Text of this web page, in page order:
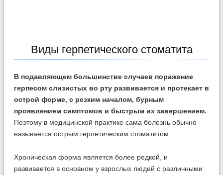
Виды герпетического стоматита
В подавляющем большинстве случаев поражение
герпесом слизистых во рту развивается и протекает в
острой форме, с резким началом, бурным
проявлением симптомов и быстрым их завершением.
Поэтому в медицинской практике сама болезнь обычно
называется острым герпетическим стоматитом.
Хроническая форма является более редкой, и
развивается в основном у взрослых людей с различными